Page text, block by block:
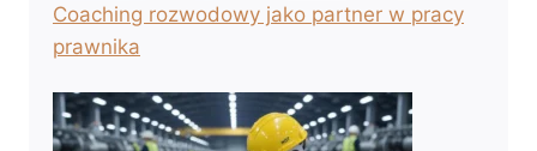
Coaching rozwodowy jako partner w pracy
prawnika